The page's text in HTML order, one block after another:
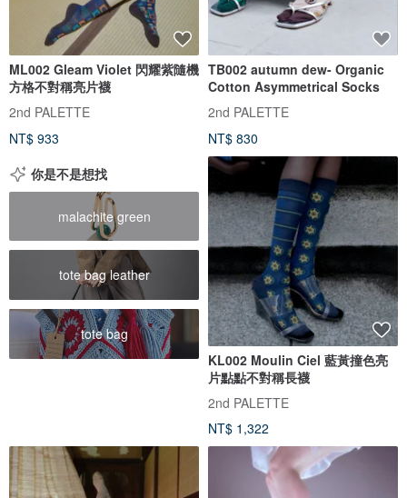
ML002 Gleam Violet 閃耀紫隨機
方格不對稱亮片襪
2nd PALETTE
NT$ 933
TB002 autumn dew- Organic
Cotton Asymmetrical Socks
2nd PALETTE
NT$ 830
你是不是想找
malachite green
tote bag leather
tote bag
KL002 Moulin Ciel 藍黃撞色亮
片點點不對稱長襪
2nd PALETTE
NT$ 1,322